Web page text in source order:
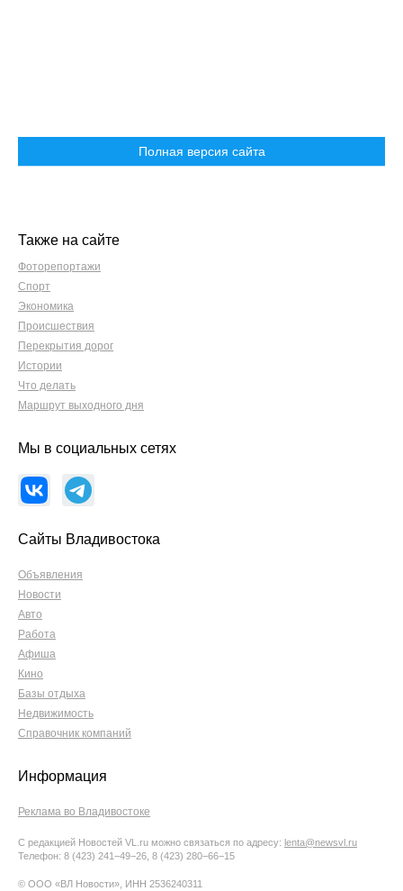
Полная версия сайта
Также на сайте
Фоторепортажи
Спорт
Экономика
Происшествия
Перекрытия дорог
Истории
Что делать
Маршрут выходного дня
Мы в социальных сетях
Сайты Владивостока
Объявления
Новости
Авто
Работа
Афиша
Кино
Базы отдыха
Недвижимость
Справочник компаний
Информация
Реклама во Владивостоке
С редакцией Новостей VL.ru можно связаться по адресу: lenta@newsvl.ru
Телефон: 8 (423) 241−49−26, 8 (423) 280−66−15
© ООО «ВЛ Новости», ИНН 2536240311